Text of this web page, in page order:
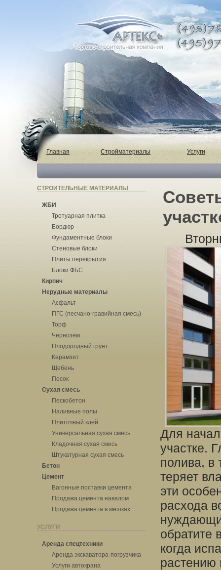
Главная Стройматериалы Услуги
СТРОИТЕЛЬНЫЕ МАТЕРИАЛЫ
ЖБИ
Тротуарная плитка
Бордюр
Фундаментные блоки
Стеновые блоки
Плиты перекрытия
Блоки ФБС
Кирпич
Нерудные материалы
Асфальт
ПГС (песчано-гравийная смесь)
Торф
Чернозем
Плодородный грунт
Керамзит
Щебень
Песок
Сухая смесь
Пескобетон
Наливные полы
Плиточный клей
Универсальная сухая смесь
Кладочная сухая смесь
Штукатурная сухая смесь
Бетон
Цемент
Вагонные поставки цемента
Продажа цемента навалом
Продажа цемента в мешках
УСЛУГИ
Аренда спецтехники
Аренда экскаватора-погрузчика
Услуги автокрана
Для
участке.
полива, в
теряет
эти
расхода
обратите
когда
растению